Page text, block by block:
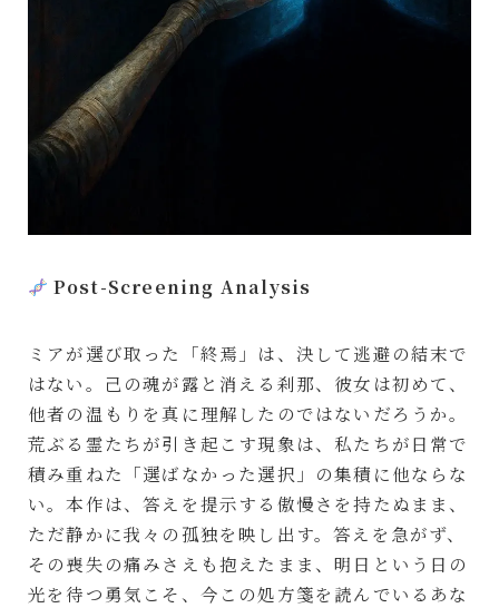
Post-Screening Analysis
ミアが選び取った「終焉」は、決して逃避の結末で
はない。己の魂が露と消える刹那、彼女は初めて、
他者の温もりを真に理解したのではないだろうか。
荒ぶる霊たちが引き起こす現象は、私たちが日常で
積み重ねた「選ばなかった選択」の集積に他ならな
い。本作は、答えを提示する傲慢さを持たぬまま、
ただ静かに我々の孤独を映し出す。答えを急がず、
その喪失の痛みさえも抱えたまま、明日という日の
光を待つ勇気こそ、今この処方箋を読んでいるあな